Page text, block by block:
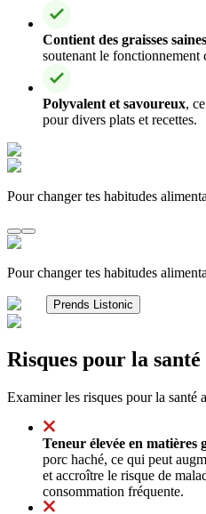
Contient des graisses saines
soutenant le fonctionnement
Polyvalent et savoureux,
pour divers plats et recettes.
Pour changer tes habitudes
Pour changer tes habitudes
Prends Listonic
Risques pour la santé
Examiner les risques pour la santé
Teneur élevée en matières
porc haché, ce qui peut
et accroître le risque de
consommation fréquente.